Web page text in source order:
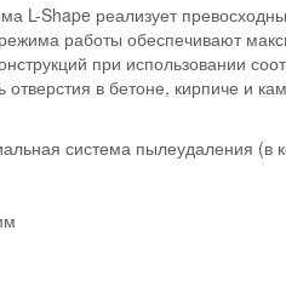
Shape реализует
работы обеспечивают
при использовании
в бетоне, кирпиче и
система пылеудаления (в